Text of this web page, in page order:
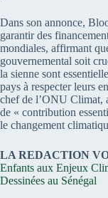
Dans son annonce,
garantir des
mondiales, affirmant
gouvernemental soit
la sienne sont
pays à respecter leurs
chef de l’ONU Climat,
de « contribution
le changement
LA REDACTION
Enfants aux Enjeux
Dessinées au Sénégal